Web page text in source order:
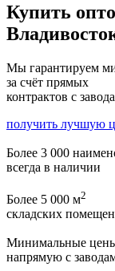
Купить
Мы гарантируем
за счёт прямых
контрактов с
получить лучшую
Более 3 000
всегда в наличии
Более 5 000 м2
складских
Минимальные
напрямую с